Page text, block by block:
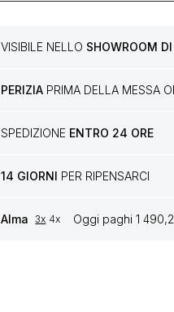
VISIBILE NELLO SHOWROOM DI
PERIZIA PRIMA DELLA MESSA
SPEDIZIONE ENTRO 24 ORE
14 GIORNI PER RIPENSARCI
Alma 3x 4x Oggi paghi 1